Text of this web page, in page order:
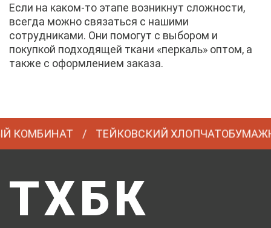
Если на каком-то этапе возникнут сложности,
всегда можно связаться с нашими
сотрудниками. Они помогут с выбором и
покупкой подходящей ткани «перкаль» оптом, а
также с оформлением заказа.
ТЕЙКОВСКИЙ ХЛОПЧАТОБУМАЖНЫЙ
ТХБК